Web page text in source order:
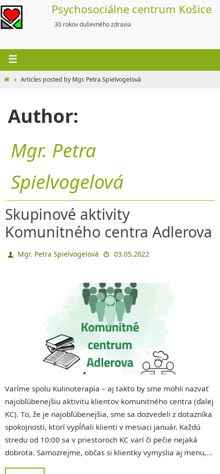
Skip
to
content
Psychosociálne centrum Košice
30 rokov duševného zdravia
HomeArticles posted by Mgr. Petra Spielvogelová
Author:
Mgr. Petra
Spielvogelová
Skupinové aktivity
Komunitného centra Adlerova
Mgr. Petra Spielvogelová 03.05.2022
Varíme spolu Kulinoterapia – aj takto by sme mohli nazvať
najobľúbenejšiu aktivitu klientov komunitného centra (ďalej
KC). To, že je najobľúbenejšia, sme sa dozvedeli z dotazníka
spokojnosti, ktorí vypĺňali klienti v mesiaci január. Každú
stredu od 10:00 sa v priestoroch KC varí či pečie nejaká
dobrota. Samozrejme, občas si klientky vymyslia aj menu,…